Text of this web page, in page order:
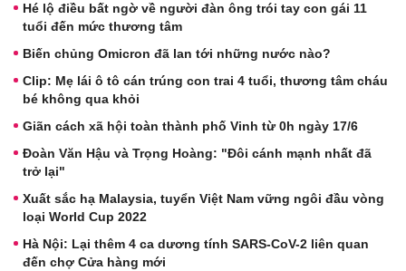
Hé lộ điều bất ngờ về người đàn ông trói tay con gái 11
tuổi đến mức thương tâm
Biến chủng Omicron đã lan tới những nước nào?
Clip: Mẹ lái ô tô cán trúng con trai 4 tuổi, thương tâm cháu
bé không qua khỏi
Giãn cách xã hội toàn thành phố Vinh từ 0h ngày 17/6
Đoàn Văn Hậu và Trọng Hoàng: "Đôi cánh mạnh nhất đã
trở lại"
Xuất sắc hạ Malaysia, tuyển Việt Nam vững ngôi đầu vòng
loại World Cup 2022
Hà Nội: Lại thêm 4 ca dương tính SARS-CoV-2 liên quan
đến chợ Cửa hàng mới